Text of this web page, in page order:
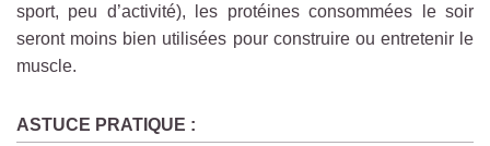
sport, peu d’activité), les protéines consommées le soir
seront moins bien utilisées pour construire ou entretenir le
muscle.
ASTUCE PRATIQUE :